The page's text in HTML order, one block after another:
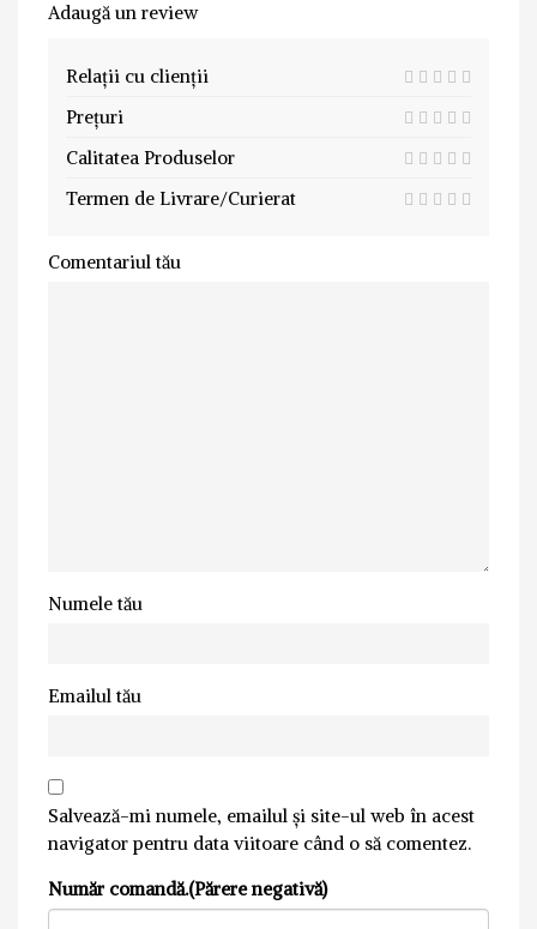
Adaugă un review
Relații cu clienții
Prețuri
Calitatea Produselor
Termen de Livrare/Curierat
Comentariul tău
Numele tău
Emailul tău
Salvează-mi numele, emailul și site-ul web în acest
navigator pentru data viitoare când o să comentez.
Număr comandă.(Părere negativă)